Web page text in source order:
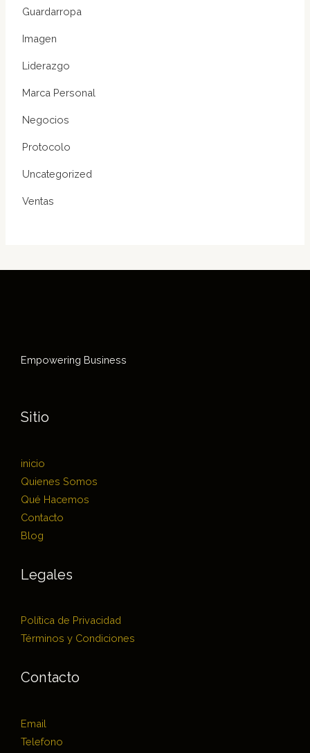
Guardarropa
Imagen
Liderazgo
Marca Personal
Negocios
Protocolo
Uncategorized
Ventas
Empowering Business
Sitio
inicio
Quienes Somos
Qué Hacemos
Contacto
Blog
Legales
Política de Privacidad
Términos y Condiciones
Contacto
Email
Telefono